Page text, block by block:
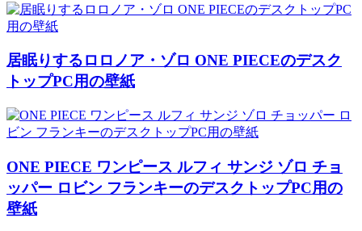
居眠りするロロノア・ゾロ ONE PIECEのデスク
トップPC用の壁紙
ONE PIECE ワンピース ルフィ サンジ ゾロ チョ
ッパー ロビン フランキーのデスクトップPC用の
壁紙